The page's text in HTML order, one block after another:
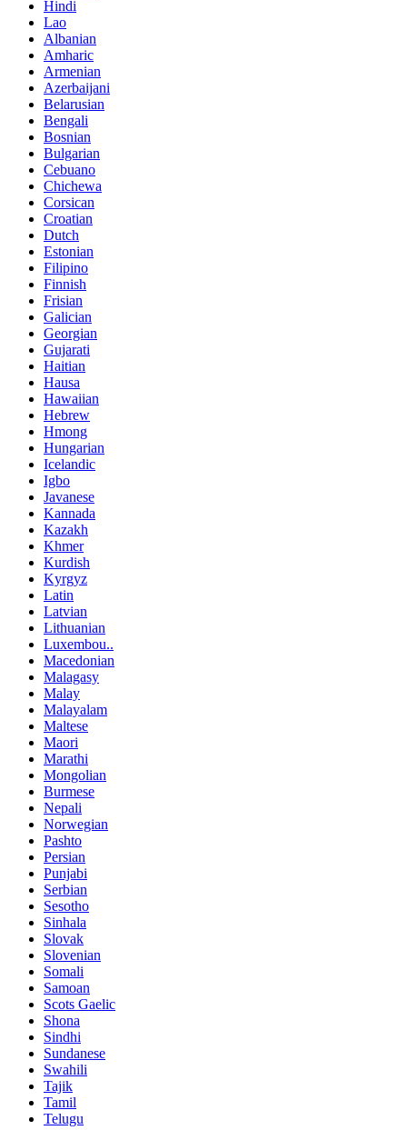
Hindi
Lao
Albanian
Amharic
Armenian
Azerbaijani
Belarusian
Bengali
Bosnian
Bulgarian
Cebuano
Chichewa
Corsican
Croatian
Dutch
Estonian
Filipino
Finnish
Frisian
Galician
Georgian
Gujarati
Haitian
Hausa
Hawaiian
Hebrew
Hmong
Hungarian
Icelandic
Igbo
Javanese
Kannada
Kazakh
Khmer
Kurdish
Kyrgyz
Latin
Latvian
Lithuanian
Luxembou..
Macedonian
Malagasy
Malay
Malayalam
Maltese
Maori
Marathi
Mongolian
Burmese
Nepali
Norwegian
Pashto
Persian
Punjabi
Serbian
Sesotho
Sinhala
Slovak
Slovenian
Somali
Samoan
Scots Gaelic
Shona
Sindhi
Sundanese
Swahili
Tajik
Tamil
Telugu